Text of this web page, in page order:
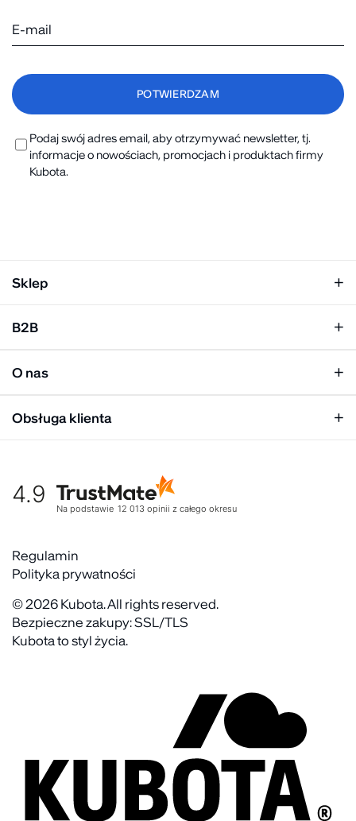
Podaj swój adres email, aby otrzymywać newsletter, tj.
informacje o nowościach, promocjach i produktach firmy
Kubota.
Sklep
Klapki męskie
Mężczyzna
B2B
Panel hurtowy
O nas
Biuro prasowe
Kultura organizacyjna
Rekrutujemy
Obsługa klienta
Warunki dostawy
Zwroty
Gdzie kupić
Kontakt
FAQ
4.9
Na podstawie 12 013 opinii z całego okresu
Regulamin
Polityka prywatności
© 2026 Kubota. All rights reserved.
Bezpieczne zakupy: SSL/TLS
Kubota to styl życia.